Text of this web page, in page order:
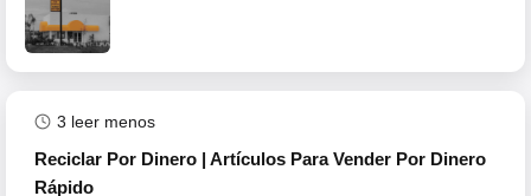
3 leer menos
Reciclar Por Dinero | Artículos Para Vender Por Dinero
Rápido